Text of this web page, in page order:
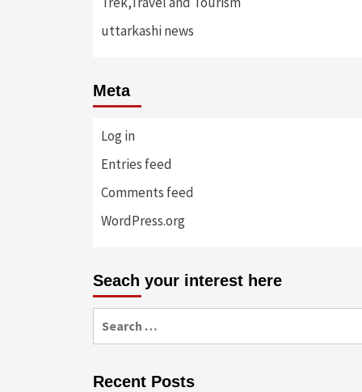
uttarkashi news
Meta
Log in
Entries feed
Comments feed
WordPress.org
Seach your interest here
Recent Posts